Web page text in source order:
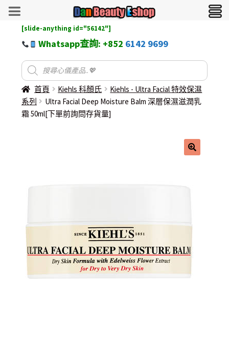
[slide-anything id="56142"]
Whatsapp查詢: +852 6142 9699
首頁 Kiehls 科顏氏
Kiehls - Ultra Facial 特效保濕
系列
Ultra Facial Deep Moisture Balm 深層保濕滋潤乳
霜 50ml[下單前詢問存貨量]